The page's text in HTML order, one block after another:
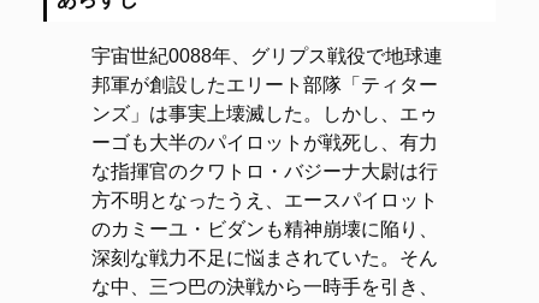
宇宙世紀0088年、グリプス戦役で地球連
邦軍が創設したエリート部隊「ティター
ンズ」は事実上壊滅した。しかし、エゥ
ーゴも大半のパイロットが戦死し、有力
な指揮官のクワトロ・バジーナ大尉は行
方不明となったうえ、エースパイロット
のカミーユ・ビダンも精神崩壊に陥り、
深刻な戦力不足に悩まされていた。そん
な中、三つ巴の決戦から一時手を引き、